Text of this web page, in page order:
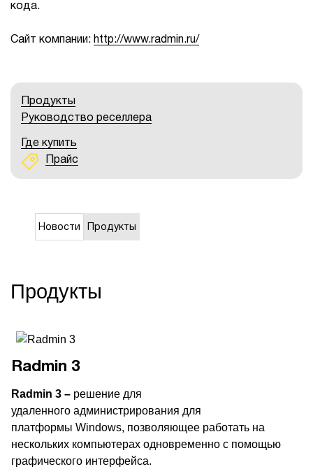
кода.
Сайт компании: http://www.radmin.ru/
Новости Продукты
Продукты
Radmin 3
Radmin 3 – решение для
удаленного администрирования для
платформы Windows, позволяющее работать на
нескольких компьютерах одновременно с помощью
графического интерфейса.
Продукты
Руководство реселлера
Где купить
Прайс